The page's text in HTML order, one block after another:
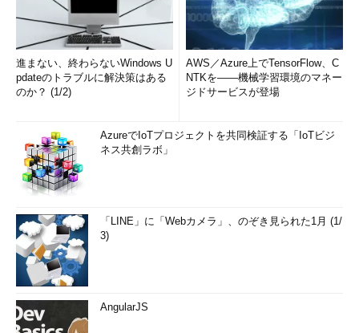
進まない、終わらないWindows U
pdateのトラブルに解決策はある
のか？ (1/2)
AWS／Azure上でTensorFlow、C
NTKを――機械学習環境のマネー
ジドサービスが登場
AzureでIoTプロジェクトを共同検証する「IoTビジ
ネス共創ラボ」
「LINE」に「Webカメラ」、のぞき見られた1月 (1/
3)
AngularJS